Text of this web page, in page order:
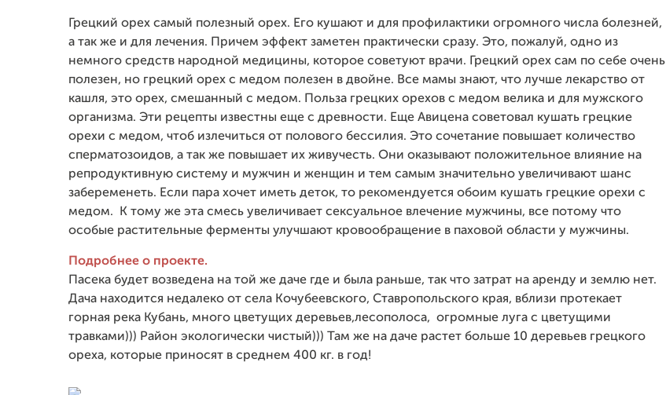
Грецкий орех самый полезный орех. Его кушают и для профилактики огромного числа болезней,
а так же и для лечения. Причем эффект заметен практически сразу. Это, пожалуй, одно из
немного средств народной медицины, которое советуют врачи.
Грецкий орех сам по себе очень
полезен, но грецкий орех с медом полезен в двойне. Все мамы знают, что лучше лекарство от
кашля, это орех, смешанный с медом.
Польза грецких орехов с медом велика и для мужского
организма. Эти рецепты известны еще с древности. Еще Авицена советовал кушать грецкие
орехи с медом, чтоб излечиться от полового бессилия. Это сочетание повышает количество
сперматозоидов, а так же повышает их живучесть. Они оказывают положительное влияние на
репродуктивную систему и мужчин и женщин и тем самым значительно увеличивают шанс
забеременеть. Если пара хочет иметь деток, то рекомендуется обоим кушать грецкие орехи с
медом. К тому же эта смесь увеличивает сексуальное влечение мужчины, все потому что
особые растительные ферменты улучшают кровообращение в паховой области у мужчины.
Подробнее о проекте.
Пасека будет возведена на той же даче где и была раньше, так что затрат на аренду и землю нет.
Дача находится недалеко от села Кочубеевского, Ставропольского края, вблизи протекает
горная река Кубань, много цветущих деревьев,лесополоса, огромные луга с цветущими
травками))) Район экологически чистый))) Там же на даче растет больше 10 деревьев грецкого
ореха, которые приносят в среднем 400 кг. в год!